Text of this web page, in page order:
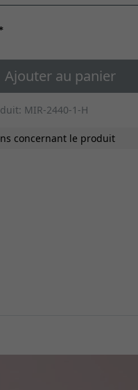
Ajouter au panier
MIR-2440-1-H
concernant le produit